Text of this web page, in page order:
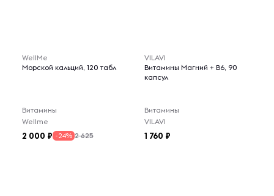
WellMe
Морской кальций, 120 табл
Витамины
Wellme
2 000 -24% 2 625
VILAVI
Витамины Магний + B6, 90
капсул
Витамины
VILAVI
1 760